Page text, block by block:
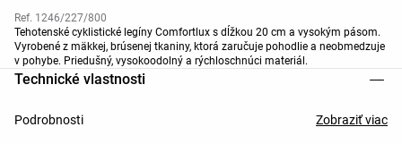
Ref. 1246/227/800
Tehotenské cyklistické legíny Comfortlux s dĺžkou 20 cm a vysokým pásom.
Vyrobené z mäkkej, brúsenej tkaniny, ktorá zaručuje pohodlie a neobmedzuje
v pohybe. Priedušný, vysokoodolný a rýchloschnúci materiál.
Technické vlastnosti
Podrobnosti Zobraziť viac